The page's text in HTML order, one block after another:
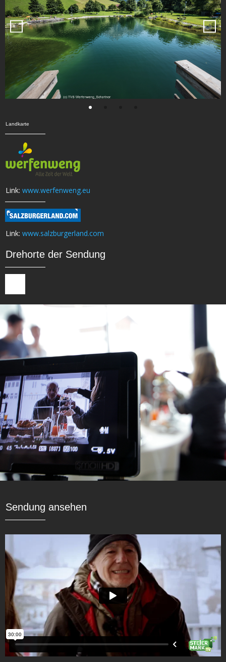
Landkarte
Link: www.werfenweng.eu
Link: www.salzburgerland.com
Drehorte der Sendung
Sendung ansehen